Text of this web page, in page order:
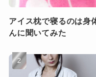
アイス枕で寝るのは身
んに聞いてみた